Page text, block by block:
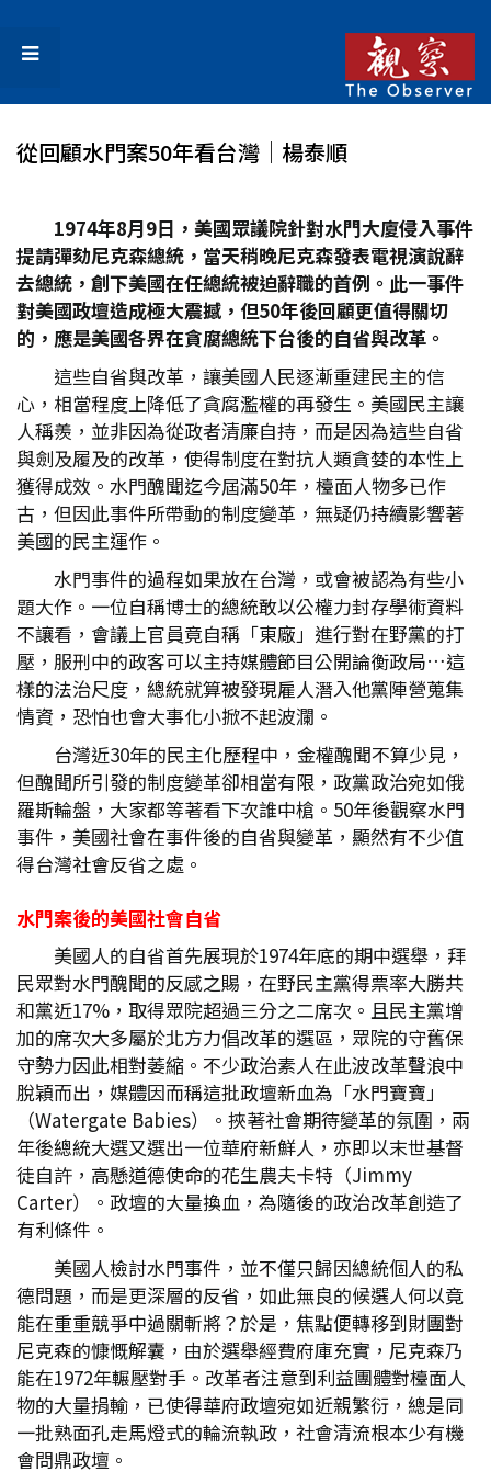
從回顧水門案50年看台灣│楊泰順
1974年8月9日，美國眾議院針對水門大廈侵入事件
提請彈劾尼克森總統，當天稍晚尼克森發表電視演說辭
去總統，創下美國在任總統被迫辭職的首例。此一事件
對美國政壇造成極大震撼，但50年後回顧更值得關切
的，應是美國各界在貪腐總統下台後的自省與改革。
這些自省與改革，讓美國人民逐漸重建民主的信
心，相當程度上降低了貪腐濫權的再發生。美國民主讓
人稱羨，並非因為從政者清廉自持，而是因為這些自省
與劍及履及的改革，使得制度在對抗人類貪婪的本性上
獲得成效。水門醜聞迄今屆滿50年，檯面人物多已作
古，但因此事件所帶動的制度變革，無疑仍持續影響著
美國的民主運作。
水門事件的過程如果放在台灣，或會被認為有些小
題大作。一位自稱博士的總統敢以公權力封存學術資料
不讓看，會議上官員竟自稱「東廠」進行對在野黨的打
壓，服刑中的政客可以主持媒體節目公開論衡政局…這
樣的法治尺度，總統就算被發現雇人潛入他黨陣營蒐集
情資，恐怕也會大事化小掀不起波瀾。
台灣近30年的民主化歷程中，金權醜聞不算少見，
但醜聞所引發的制度變革卻相當有限，政黨政治宛如俄
羅斯輪盤，大家都等著看下次誰中槍。50年後觀察水門
事件，美國社會在事件後的自省與變革，顯然有不少值
得台灣社會反省之處。
水門案後的美國社會自省
美國人的自省首先展現於1974年底的期中選舉，拜
民眾對水門醜聞的反感之賜，在野民主黨得票率大勝共
和黨近17%，取得眾院超過三分之二席次。且民主黨增
加的席次大多屬於北方力倡改革的選區，眾院的守舊保
守勢力因此相對萎縮。不少政治素人在此波改革聲浪中
脫穎而出，媒體因而稱這批政壇新血為「水門寶寶」
（Watergate Babies）。挾著社會期待變革的氛圍，兩
年後總統大選又選出一位華府新鮮人，亦即以末世基督
徒自許，高懸道德使命的花生農夫卡特（Jimmy
Carter）。政壇的大量換血，為隨後的政治改革創造了
有利條件。
美國人檢討水門事件，並不僅只歸因總統個人的私
德問題，而是更深層的反省，如此無良的候選人何以竟
能在重重競爭中過關斬將？於是，焦點便轉移到財團對
尼克森的慷慨解囊，由於選舉經費府庫充實，尼克森乃
能在1972年輾壓對手。改革者注意到利益團體對檯面人
物的大量捐輸，已使得華府政壇宛如近親繁衍，總是同
一批熟面孔走馬燈式的輪流執政，社會清流根本少有機
會問鼎政壇。